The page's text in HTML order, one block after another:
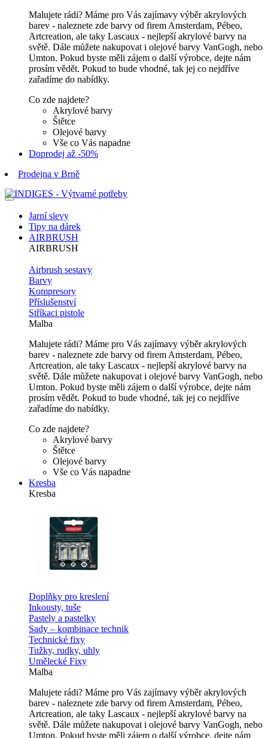
Malujete rádi? Máme pro Vás zajímavy výběr akrylových
barev - naleznete zde barvy od firem Amsterdam, Pébeo,
Artcreation, ale taky Lascaux - nejlepší akrylové barvy na
světě. Dále můžete nakupovat i olejové barvy VanGogh, nebo
Umton. Pokud byste měli zájem o další výrobce, dejte nám
prosím vědět. Pokud to bude vhodné, tak jej co nejdříve
zařadíme do nabídky.
Co zde najdete?
Akrylové barvy
Štětce
Olejové barvy
Vše co Vás napadne
Doprodej až -50%
Prodejna v Brně
Jarní slevy
Tipy na dárek
AIRBRUSH
AIRBRUSH
Airbrush sestavy
Barvy
Kompresory
Příslušenství
Stříkaci pistole
Malba
Malujete rádi? Máme pro Vás zajímavy výběr akrylových
barev - naleznete zde barvy od firem Amsterdam, Pébeo,
Artcreation, ale taky Lascaux - nejlepší akrylové barvy na
světě. Dále můžete nakupovat i olejové barvy VanGogh, nebo
Umton. Pokud byste měli zájem o další výrobce, dejte nám
prosím vědět. Pokud to bude vhodné, tak jej co nejdříve
zařadíme do nabídky.
Co zde najdete?
Akrylové barvy
Štětce
Olejové barvy
Vše co Vás napadne
Kresba
Kresba
Doplňky pro kreslení
Inkousty, tuše
Pastely a pastelky
Sady – kombinace technik
Technické fixy
Tužky, rudky, uhly
Umělecké Fixy
Malba
Malujete rádi? Máme pro Vás zajímavy výběr akrylových
barev - naleznete zde barvy od firem Amsterdam, Pébeo,
Artcreation, ale taky Lascaux - nejlepší akrylové barvy na
světě. Dále můžete nakupovat i olejové barvy VanGogh, nebo
Umton. Pokud byste měli zájem o další výrobce, dejte nám